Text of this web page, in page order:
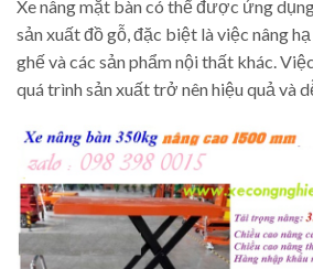
Xe nâng mặt bàn có thể được ứng
sản xuất đồ gỗ, đặc biệt là việc nâng
ghế và các sản phẩm nội thất khác.
quá trình sản xuất trở nên hiệu quả và